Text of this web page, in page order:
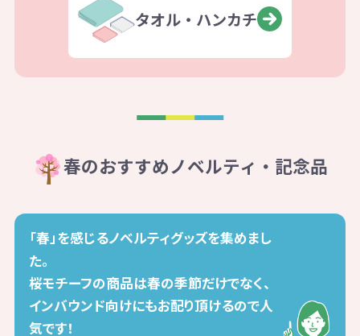
タオル・ハンカチ
春のおすすめノベルティ・記念品
「春」を感じるノベルティグッズを集めまし
た。
桜モチーフの商品は春の季節だけでなく、
インバウンド向けにもお配り頂けるので人
気です！